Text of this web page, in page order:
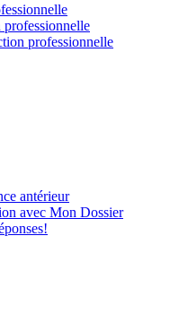
professionnelle
professionnelle
antérieur
avec Mon Dossier